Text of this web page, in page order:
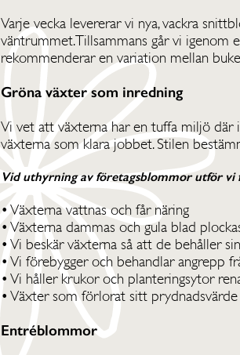
Varje vecka levererar vi nya, vackra
väntrummet. Tillsammans går vi igenom
rekommenderar en variation mellan
Gröna växter som inredning
Vi vet att växterna har en tuffa miljö där
växterna som klara jobbet. Stilen
Vid uthyrning av företagsblommor utför vi
• Växterna vattnas och får näring
• Växterna dammas och gula blad
• Vi beskär växterna så att de behåller
• Vi förebygger och behandlar angrepp
• Vi håller krukor och planteringsytor
• Växter som förlorat sitt
Entréblommor